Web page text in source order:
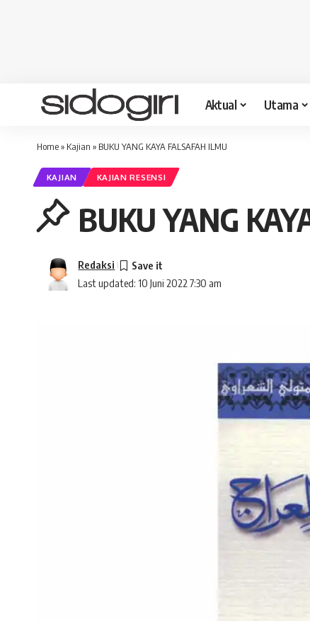
Aktual Utama
Home» Kajian » BUKU YANG KAYA FALSAFAH ILMU
KAJIAN KAJIAN RESENSI
BUKU YANG
Last updated: 10 Juni 2022 7:30 am
Redaksi